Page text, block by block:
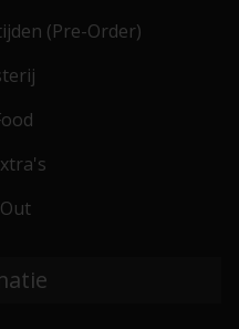
(Pre-Order)